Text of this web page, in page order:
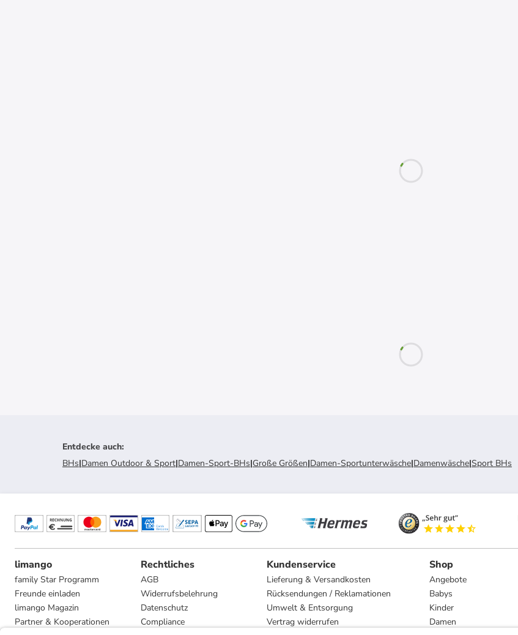
Entdecke auch:
BHs|Damen Outdoor & Sport|Damen-Sport-BHs|Große Größen|Damen-Sportunterwäsche|Damenwäsche|Sport BHs
limango
family Star Programm
Freunde einladen
limango Magazin
Partner & Kooperationen
Rechtliches
AGB
Widerrufsbelehrung
Datenschutz
Compliance
Kundenservice
Lieferung & Versandkosten
Rücksendungen / Reklamationen
Umwelt & Entsorgung
Vertrag widerrufen
Shop
Angebote
Babys
Kinder
Damen